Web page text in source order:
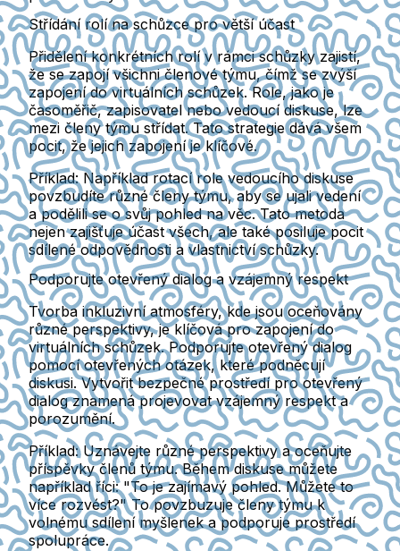
Střídání rolí na schůzce pro větší účast
Přidělení konkrétních rolí v rámci schůzky zajistí,
že se zapojí všichni členové týmu, čímž se zvýší
zapojení do virtuálních schůzek. Role, jako je
časoměřič, zapisovatel nebo vedoucí diskuse, lze
mezi členy týmu střídat. Tato strategie dává všem
pocit, že jejich zapojení je klíčové.
Příklad:Například rotací role vedoucího diskuse
povzbudíte různé členy týmu, aby se ujali vedení
a podělili se o svůj pohled na věc. Tato metoda
nejen zajišťuje účast všech, ale také posiluje pocit
sdílené odpovědnosti a vlastnictví schůzky.
Podporujte otevřený dialog a vzájemný respekt
Tvorba inkluzivní atmosféry, kde jsou oceňovány
různé perspektivy, je klíčová pro zapojení do
virtuálních schůzek. Podporujte otevřený dialog
pomocí otevřených otázek, které podněcují
diskusi. Vytvořit bezpečné prostředí pro otevřený
dialog znamená projevovat vzájemný respekt a
porozumění.
Příklad:Uznávejte různé perspektivy a oceňujte
příspěvky členů týmu. Během diskuse můžete
například říci: "To je zajímavý pohled. Můžete to
více rozvést?" To povzbuzuje členy týmu k
volnému sdílení myšlenek a podporuje prostředí
spolupráce.